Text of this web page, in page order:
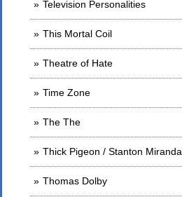
Television Personalities
This Mortal Coil
Theatre of Hate
Time Zone
The The
Thick Pigeon / Stanton Miranda
Thomas Dolby